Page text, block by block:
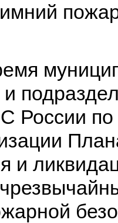
России по
и